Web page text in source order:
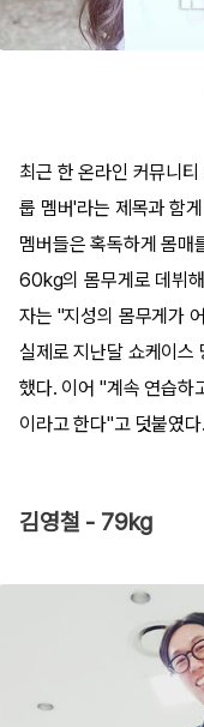
최근 한 온라인 커뮤니
룹 멤버'라는 제목과 함
멤버들은 혹독하게 몸매
60kg의 몸무게로 데뷔
자는 "지성의 몸무게가
실제로 지난달 쇼케이
했다. 이어 "계속 연습하
이라고 한다"고 덧붙였다.
김영철 - 79kg